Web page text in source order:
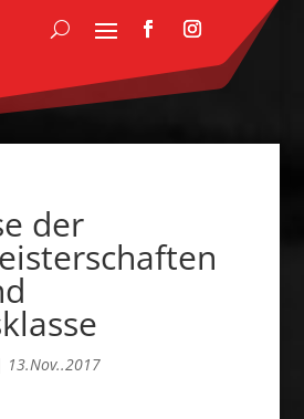
der
13.Nov..2017